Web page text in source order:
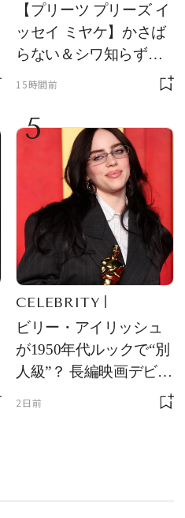
【プリーツ プリーズ イ
ッセイ ミヤケ】かさば
らない＆シワ知らず！
夏旅に連れていきたい
15時間前
5
CELEBRITY
ビリー・アイリッシュ
が1950年代ルックで“別
人級”？ 長編映画デビュ
ー作の現場写真に反響
2日前